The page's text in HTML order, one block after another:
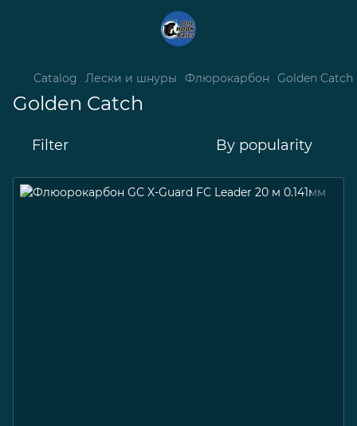
Catalog Лески и шнуры Флюрокарбон Golden Catch
Golden Catch
Filter By popularity